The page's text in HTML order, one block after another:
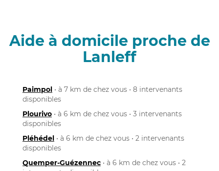
Aide à domicile proche de
Lanleff
Paimpol • à 7 km de chez vous • 8 intervenants
disponibles
Plourivo • à 6 km de chez vous • 3 intervenants
disponibles
Pléhédel • à 6 km de chez vous • 2 intervenants
disponibles
Quemper-Guézennec • à 6 km de chez vous • 2